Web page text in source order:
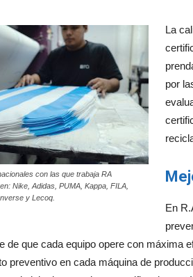
con las que trabaja RA
Nike, Adidas, PUMA, Kappa, FILA,
y Lecoq.
La
por
En
de que cada equipo opere con máxima
preventivo en cada máquina de